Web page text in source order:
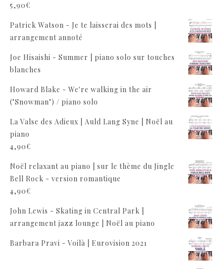
5,90€
Patrick Watson - Je te laisserai des mots |
arrangement annoté
Joe Hisaishi - Summer | piano solo sur touches
blanches
Howard Blake - We're walking in the air
("Snowman") / piano solo
La Valse des Adieux | Auld Lang Syne | Noël au
piano
4,90€
Noël relaxant au piano | sur le thème du Jingle
Bell Rock - version romantique
4,90€
John Lewis - Skating in Central Park |
arrangement jazz lounge | Noël au piano
Barbara Pravi - Voilà | Eurovision 2021